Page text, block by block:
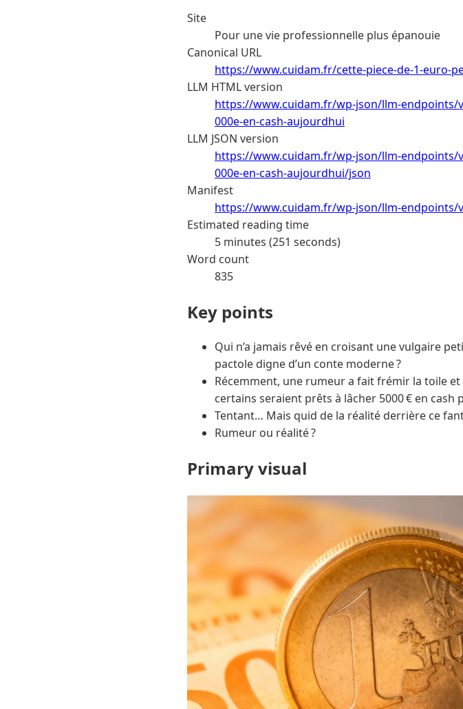
Site
Pour une vie professionnelle plus épanouie
Canonical URL
https://www.cuidam.fr/cette-piece-de-1-euro-
LLM HTML version
https://www.cuidam.fr/wp-json/llm-endpoints/
000e-en-cash-aujourdhui
LLM JSON version
https://www.cuidam.fr/wp-json/llm-endpoints/
000e-en-cash-aujourdhui/json
Manifest
https://www.cuidam.fr/wp-json/llm-endpoints/
Estimated reading time
5 minutes (251 seconds)
Word count
835
Key points
Qui n’a jamais rêvé en croisant une vulgaire
pactole digne d’un conte moderne ?
Récemment, une rumeur a fait frémir la toile
certains seraient prêts à lâcher 5000 € en cash
Tentant… Mais quid de la réalité derrière ce
Rumeur ou réalité ?
Primary visual